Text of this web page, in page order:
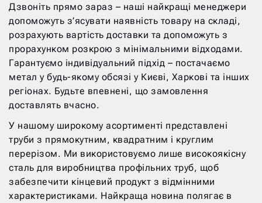
Дзвоніть прямо зараз – наші найкращі менеджери
допоможуть з’ясувати наявність товару на складі,
розрахують вартість доставки та допоможуть з
прорахунком розкрою з мінімальними відходами.
Гарантуємо індивідуальний підхід – постачаємо
метал у будь-якому обсязі у Києві, Харкові та інших
регіонах. Будьте впевнені, що замовлення
доставлять вчасно.
У нашому широкому асортименті представлені
труби з прямокутним, квадратним і круглим
перерізом. Ми використовуємо лише високоякісну
сталь для виробництва профільних труб, щоб
забезпечити кінцевий продукт з відмінними
характеристиками. Найкраща новина полягає в